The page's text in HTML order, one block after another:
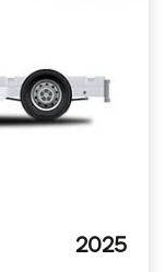
2025